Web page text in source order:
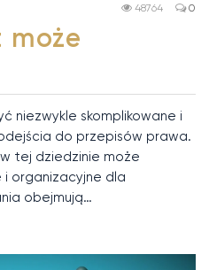
0
48764
niezwykle skomplikowane i
do przepisów prawa.
tej dziedzinie może
organizacyjne dla
obejmują…